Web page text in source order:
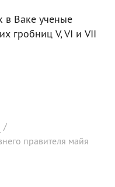
в Ваке ученые
гробниц V, VI и VII
/
правителя майя